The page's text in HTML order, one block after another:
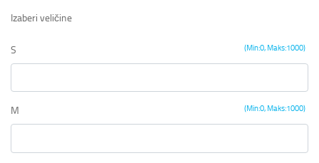
Izaberi veličine
(Min:0, Maks:1000)
S
(Min:0, Maks:1000)
M